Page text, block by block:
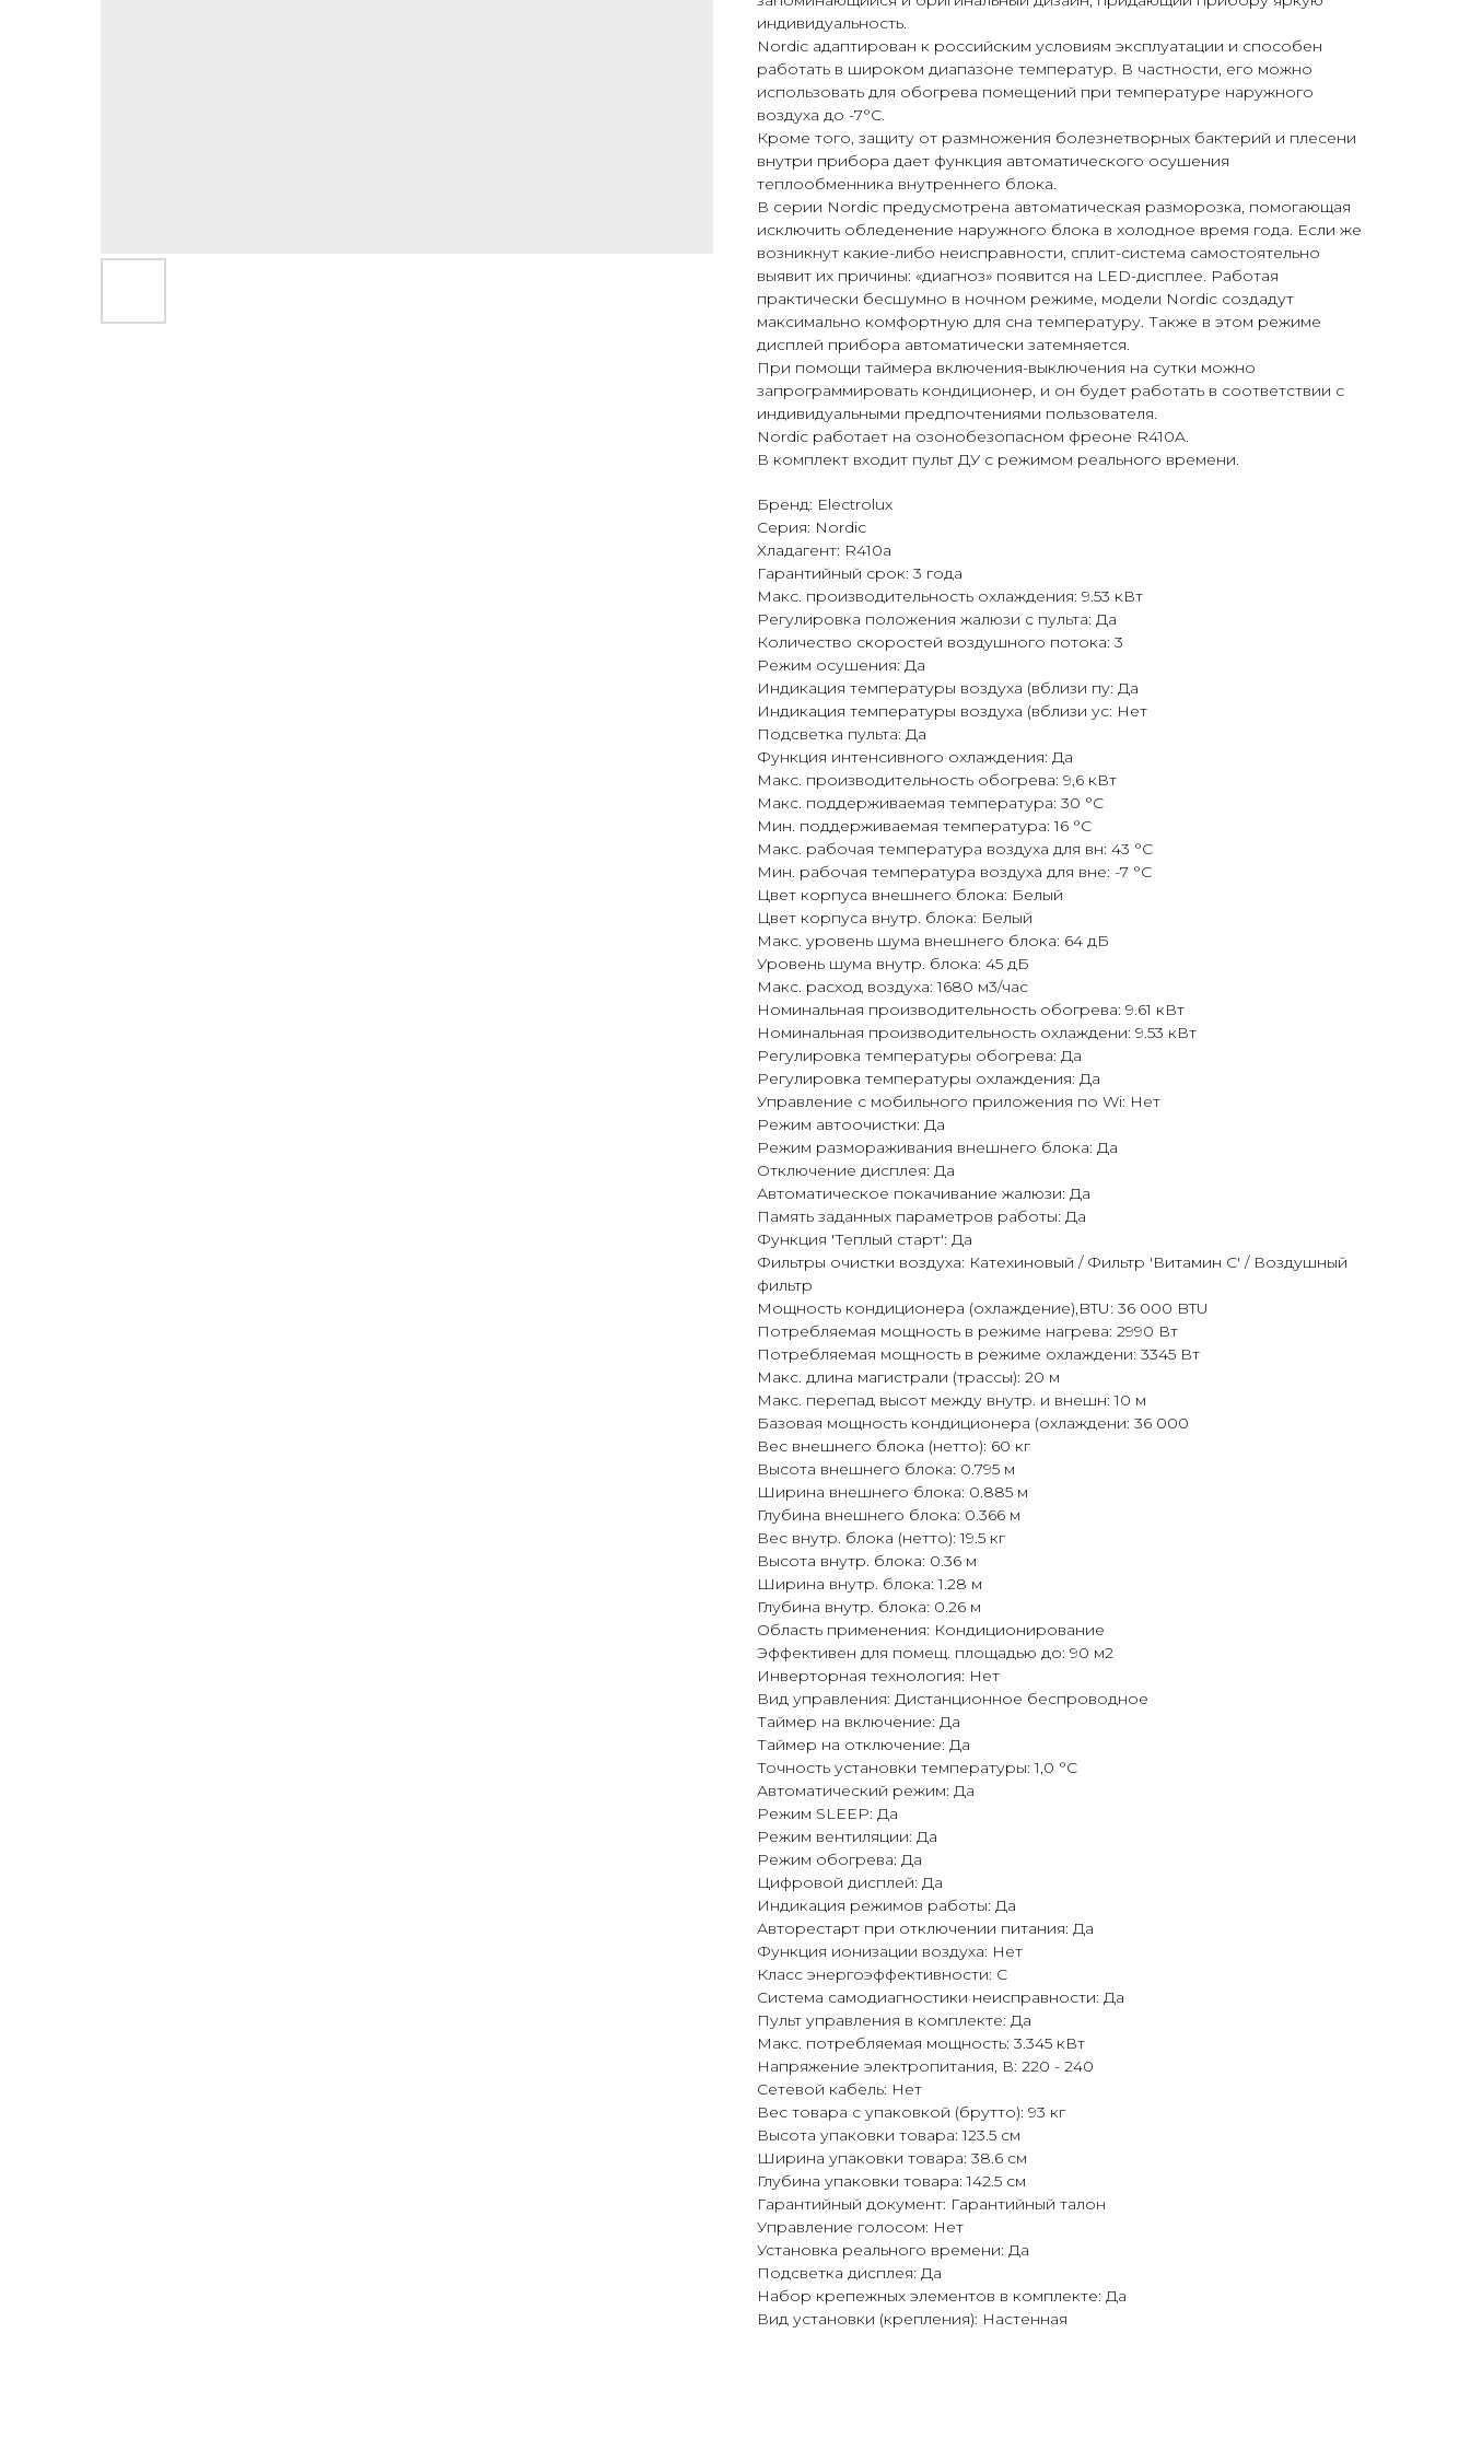
индивидуальность.
Nordic адаптирован к российским условиям эксплуатации и способен
работать в широком диапазоне температур. В частности, его можно
использовать для обогрева помещений при температуре наружного
воздуха до -7°С.
Кроме того, защиту от размножения болезнетворных бактерий и плесени
внутри прибора дает функция автоматического осушения
теплообменника внутреннего блока.
В серии Nordic предусмотрена автоматическая разморозка, помогающая
исключить обледенение наружного блока в холодное время года. Если же
возникнут какие-либо неисправности, сплит-система самостоятельно
выявит их причины: «диагноз» появится на LED-дисплее. Работая
практически бесшумно в ночном режиме, модели Nordic создадут
максимально комфортную для сна температуру. Также в этом режиме
дисплей прибора автоматически затемняется.
При помощи таймера включения-выключения на сутки можно
запрограммировать кондиционер, и он будет работать в соответствии с
индивидуальными предпочтениями пользователя.
Nordic работает на озонобезопасном фреоне R410A.
В комплект входит пульт ДУ с режимом реального времени.
Бренд: Electrolux
Серия: Nordic
Хладагент: R410a
Гарантийный срок: 3 года
Макс. производительность охлаждения: 9.53 кВт
Регулировка положения жалюзи с пульта: Да
Количество скоростей воздушного потока: 3
Режим осушения: Да
Индикация температуры воздуха (вблизи пу: Да
Индикация температуры воздуха (вблизи ус: Нет
Подсветка пульта: Да
Функция интенсивного охлаждения: Да
Макс. производительность обогрева: 9,6 кВт
Макс. поддерживаемая температура: 30 °С
Мин. поддерживаемая температура: 16 °С
Макс. рабочая температура воздуха для вн: 43 °С
Мин. рабочая температура воздуха для вне: -7 °С
Цвет корпуса внешнего блока: Белый
Цвет корпуса внутр. блока: Белый
Макс. уровень шума внешнего блока: 64 дБ
Уровень шума внутр. блока: 45 дБ
Макс. расход воздуха: 1680 м3/час
Номинальная производительность обогрева: 9.61 кВт
Номинальная производительность охлаждени: 9.53 кВт
Регулировка температуры обогрева: Да
Регулировка температуры охлаждения: Да
Управление c мобильного приложения по Wi: Нет
Режим автоочистки: Да
Режим размораживания внешнего блока: Да
Отключение дисплея: Да
Автоматическое покачивание жалюзи: Да
Память заданных параметров работы: Да
Функция 'Теплый старт': Да
Фильтры очистки воздуха: Катехиновый / Фильтр 'Витамин С' / Воздушный
фильтр
Мощность кондиционера (охлаждение),BTU: 36 000 BTU
Потребляемая мощность в режиме нагрева: 2990 Вт
Потребляемая мощность в режиме охлаждени: 3345 Вт
Макс. длина магистрали (трассы): 20 м
Макс. перепад высот между внутр. и внешн: 10 м
Базовая мощность кондиционера (охлаждени: 36 000
Вес внешнего блока (нетто): 60 кг
Высота внешнего блока: 0.795 м
Ширина внешнего блока: 0.885 м
Глубина внешнего блока: 0.366 м
Вес внутр. блока (нетто): 19.5 кг
Высота внутр. блока: 0.36 м
Ширина внутр. блока: 1.28 м
Глубина внутр. блока: 0.26 м
Область применения: Кондиционирование
Эффективен для помещ. площадью до: 90 м2
Инверторная технология: Нет
Вид управления: Дистанционное беспроводное
Таймер на включение: Да
Таймер на отключение: Да
Точность установки температуры: 1,0 °С
Автоматический режим: Да
Режим SLEEP: Да
Режим вентиляции: Да
Режим обогрева: Да
Цифровой дисплей: Да
Индикация режимов работы: Да
Авторестарт при отключении питания: Да
Функция ионизации воздуха: Нет
Класс энергоэффективности: C
Система самодиагностики неисправности: Да
Пульт управления в комплекте: Да
Макс. потребляемая мощность: 3.345 кВт
Напряжение электропитания, В: 220 - 240
Сетевой кабель: Нет
Вес товара с упаковкой (брутто): 93 кг
Высота упаковки товара: 123.5 см
Ширина упаковки товара: 38.6 см
Глубина упаковки товара: 142.5 см
Гарантийный документ: Гарантийный талон
Управление голосом: Нет
Установка реального времени: Да
Подсветка дисплея: Да
Набор крепежных элементов в комплекте: Да
Вид установки (крепления): Настенная